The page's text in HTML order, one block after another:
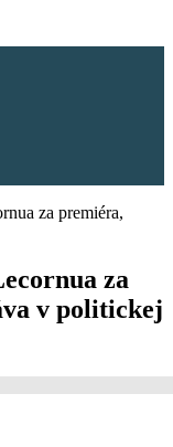
za premiéra,
za
v politickej